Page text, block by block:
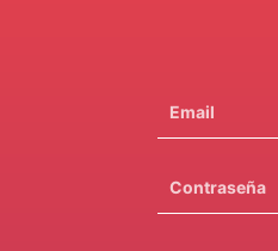
Email
Contraseña